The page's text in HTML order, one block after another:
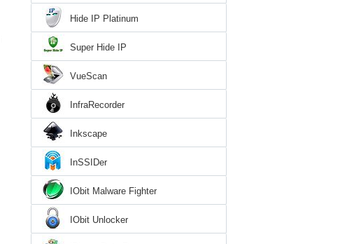
Hide IP Platinum
Super Hide IP
VueScan
InfraRecorder
Inkscape
InSSIDer
IObit Malware Fighter
IObit Unlocker